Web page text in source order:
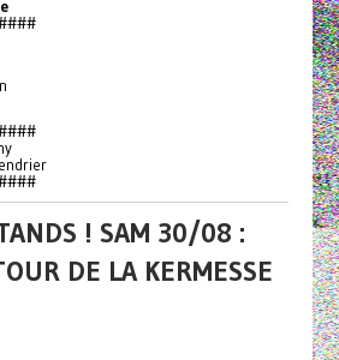
! SAM 30/08 :
DE LA KERMESSE